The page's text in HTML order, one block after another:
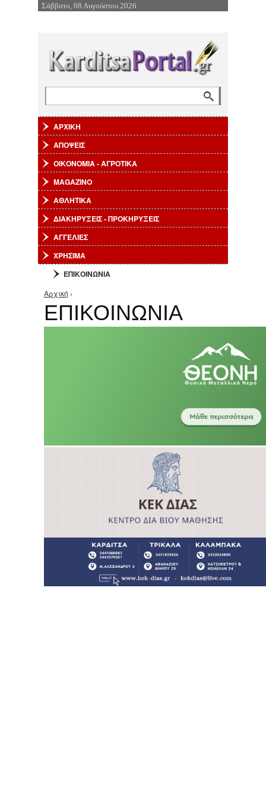
Επιστροφή στην Πλοήγηση
Σάββατο, 08 Αυγούστου 2026
ΑΡΧΙΚΗ
ΑΠΟΨΕΙΣ
ΟΙΚΟΝΟΜΙΑ - ΑΓΡΟΤΙΚΑ
MAGAZINO
ΑΘΛΗΤΙΚΑ
ΔΙΑΚΗΡΥΞΕΙΣ - ΠΡΟΚΗΡΥΞΕΙΣ
ΑΓΓΕΛΙΕΣ
ΧΡΗΣΙΜΑ
ΕΠΙΚΟΙΝΩΝΙΑ
Είστε εδώ
Αρχική ›
ΕΠΙΚΟΙΝΩΝΙΑ